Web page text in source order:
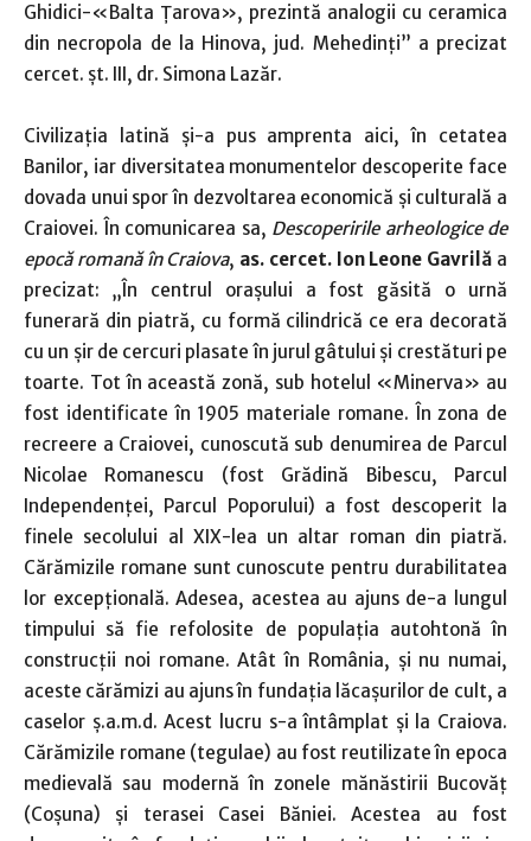
Ghidici-«Balta Ţarova», prezintă analogii cu ceramica
din necropola de la Hinova, jud. Mehedinți” a precizat
cercet. șt. III, dr. Simona Lazăr.
Civilizația latină și-a pus amprenta aici, în cetatea
Banilor, iar diversitatea monumentelor descoperite face
dovada unui spor în dezvoltarea economică și culturală a
Craiovei. În comunicarea sa, Descoperirile arheologice de
epocă romană în Craiova, as. cercet. Ion Leone Gavrilă a
precizat: „În centrul orașului a fost găsită o urnă
funerară din piatră, cu formă cilindrică ce era decorată
cu un șir de cercuri plasate în jurul gâtului și crestături pe
toarte. Tot în această zonă, sub hotelul «Minerva» au
fost identificate în 1905 materiale romane. În zona de
recreere a Craiovei, cunoscută sub denumirea de Parcul
Nicolae Romanescu (fost Grădină Bibescu, Parcul
Independenței, Parcul Poporului) a fost descoperit la
finele secolului al XIX-lea un altar roman din piatră.
Cărămizile romane sunt cunoscute pentru durabilitatea
lor excepțională. Adesea, acestea au ajuns de-a lungul
timpului să fie refolosite de populația autohtonă în
construcții noi romane. Atât în România, și nu numai,
aceste cărămizi au ajuns în fundația lăcașurilor de cult, a
caselor ș.a.m.d. Acest lucru s-a întâmplat și la Craiova.
Cărămizile romane (tegulae) au fost reutilizate în epoca
medievală sau modernă în zonele mănăstirii Bucovăț
(Coșuna) și terasei Casei Băniei. Acestea au fost